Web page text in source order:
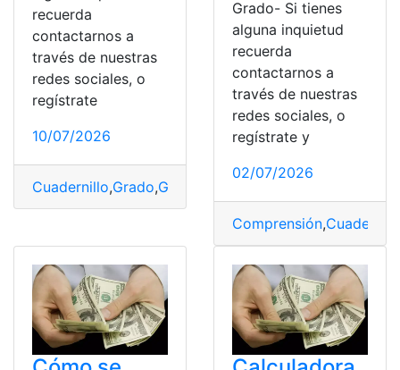
recuerda
contactarnos a
través de nuestras
redes sociales, o
regístrate
10/07/2026
Cuadernillo,Grado,Gratis
Grado- Si tienes
alguna inquietud
recuerda
contactarnos a
través de nuestras
redes sociales, o
regístrate y
02/07/2026
Comprensión,